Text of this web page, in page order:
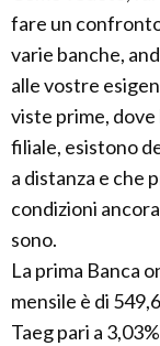
fare un
varie banche,
alle vostre
viste prime,
filiale, esistono
a distanza e che
condizioni
sono.
La prima Banca
mensile è di
Taeg pari a